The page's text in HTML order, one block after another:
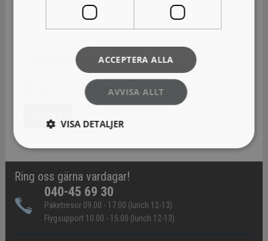
Önskar ni vårt nyhetsbrev?
Ring oss gärna vardagar!
040-45 69 30
Paketresor 09.00 - 17.00 (lunch 12-13)
Flygsupport 10.00 - 15.00 (lunch 12-13)
ACCEPTERA ALLA
AVVISA ALLT
VISA DETALJER